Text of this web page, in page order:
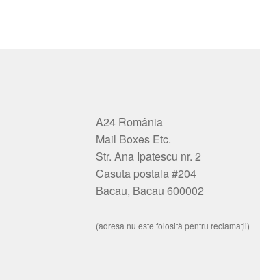
A24 România
Mail Boxes Etc.
Str. Ana Ipatescu nr. 2
Casuta postala #204
Bacau, Bacau 600002
(adresa nu este folosită pentru reclamații)